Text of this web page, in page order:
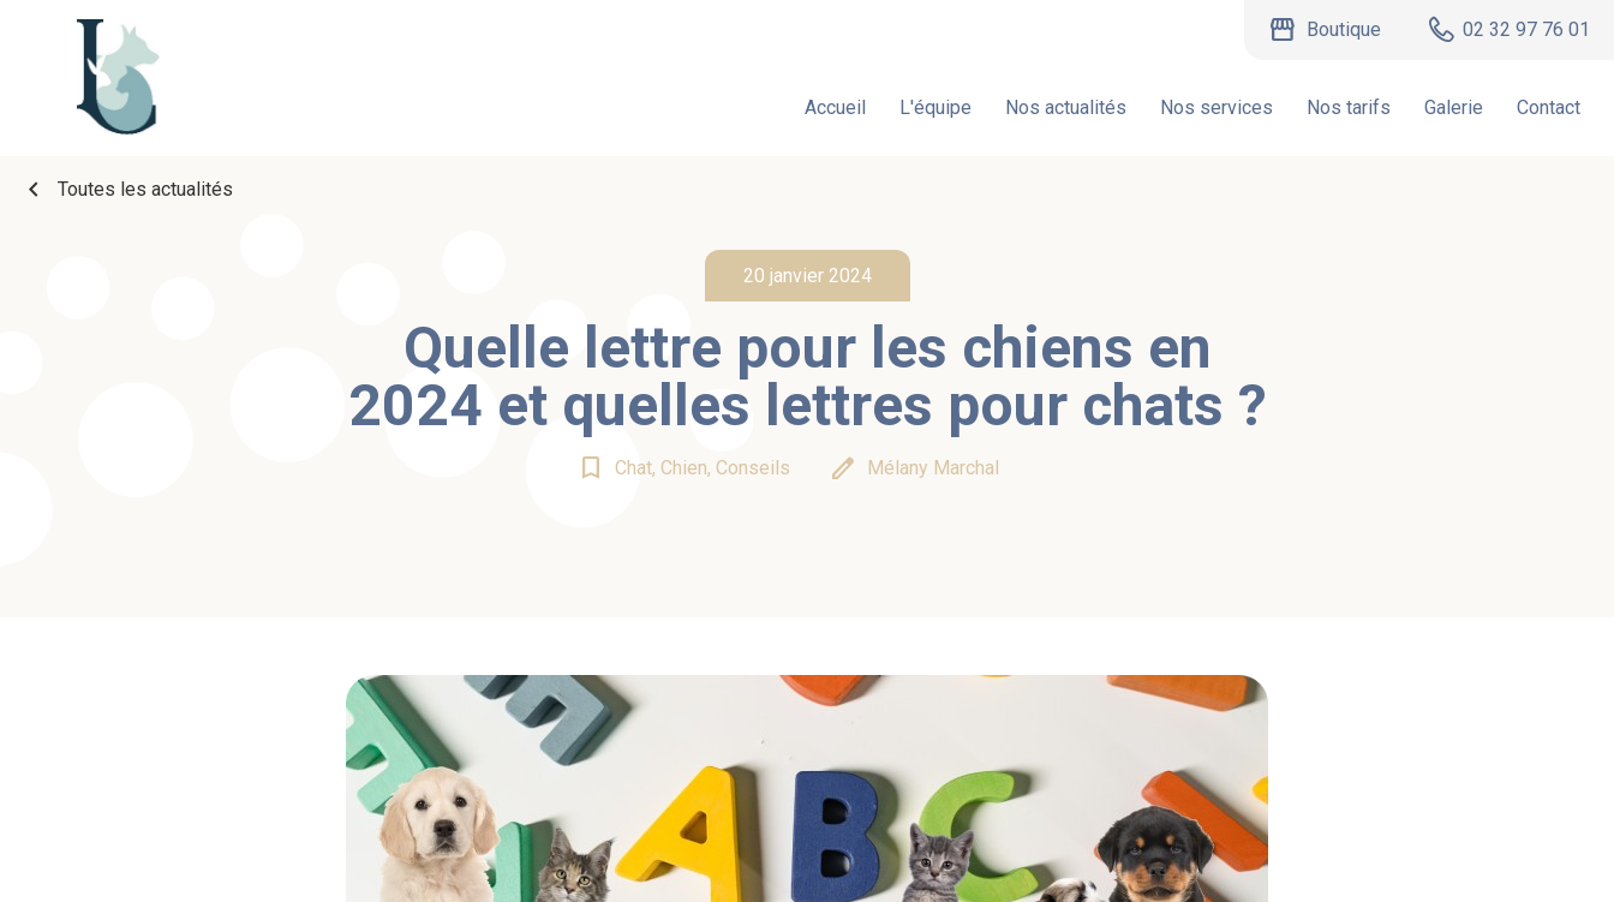
storefront Boutique 02 32 97 76 01
Accueil L'équipe Nos actualités Nos services Nos tarifs Galerie Contact
chevron_left Toutes les actualités
20 janvier 2024
Quelle lettre pour les chiens en
2024 et quelles lettres pour chats ?
bookmark_border Chat, Chien, Conseils edit Mélany Marchal